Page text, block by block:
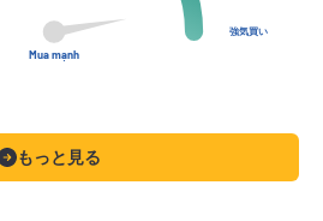
強気買い
Mua mạnh
もっと見る